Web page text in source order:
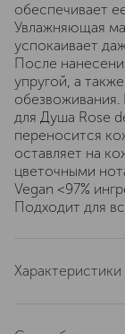
обеспечивает
Увлажняющая
успокаивает
После
упругой, а
обезвоживания.
для Душа Rose
переносится
оставляет на
цветочными
Vegan <97%
Подходит для
Характеристики